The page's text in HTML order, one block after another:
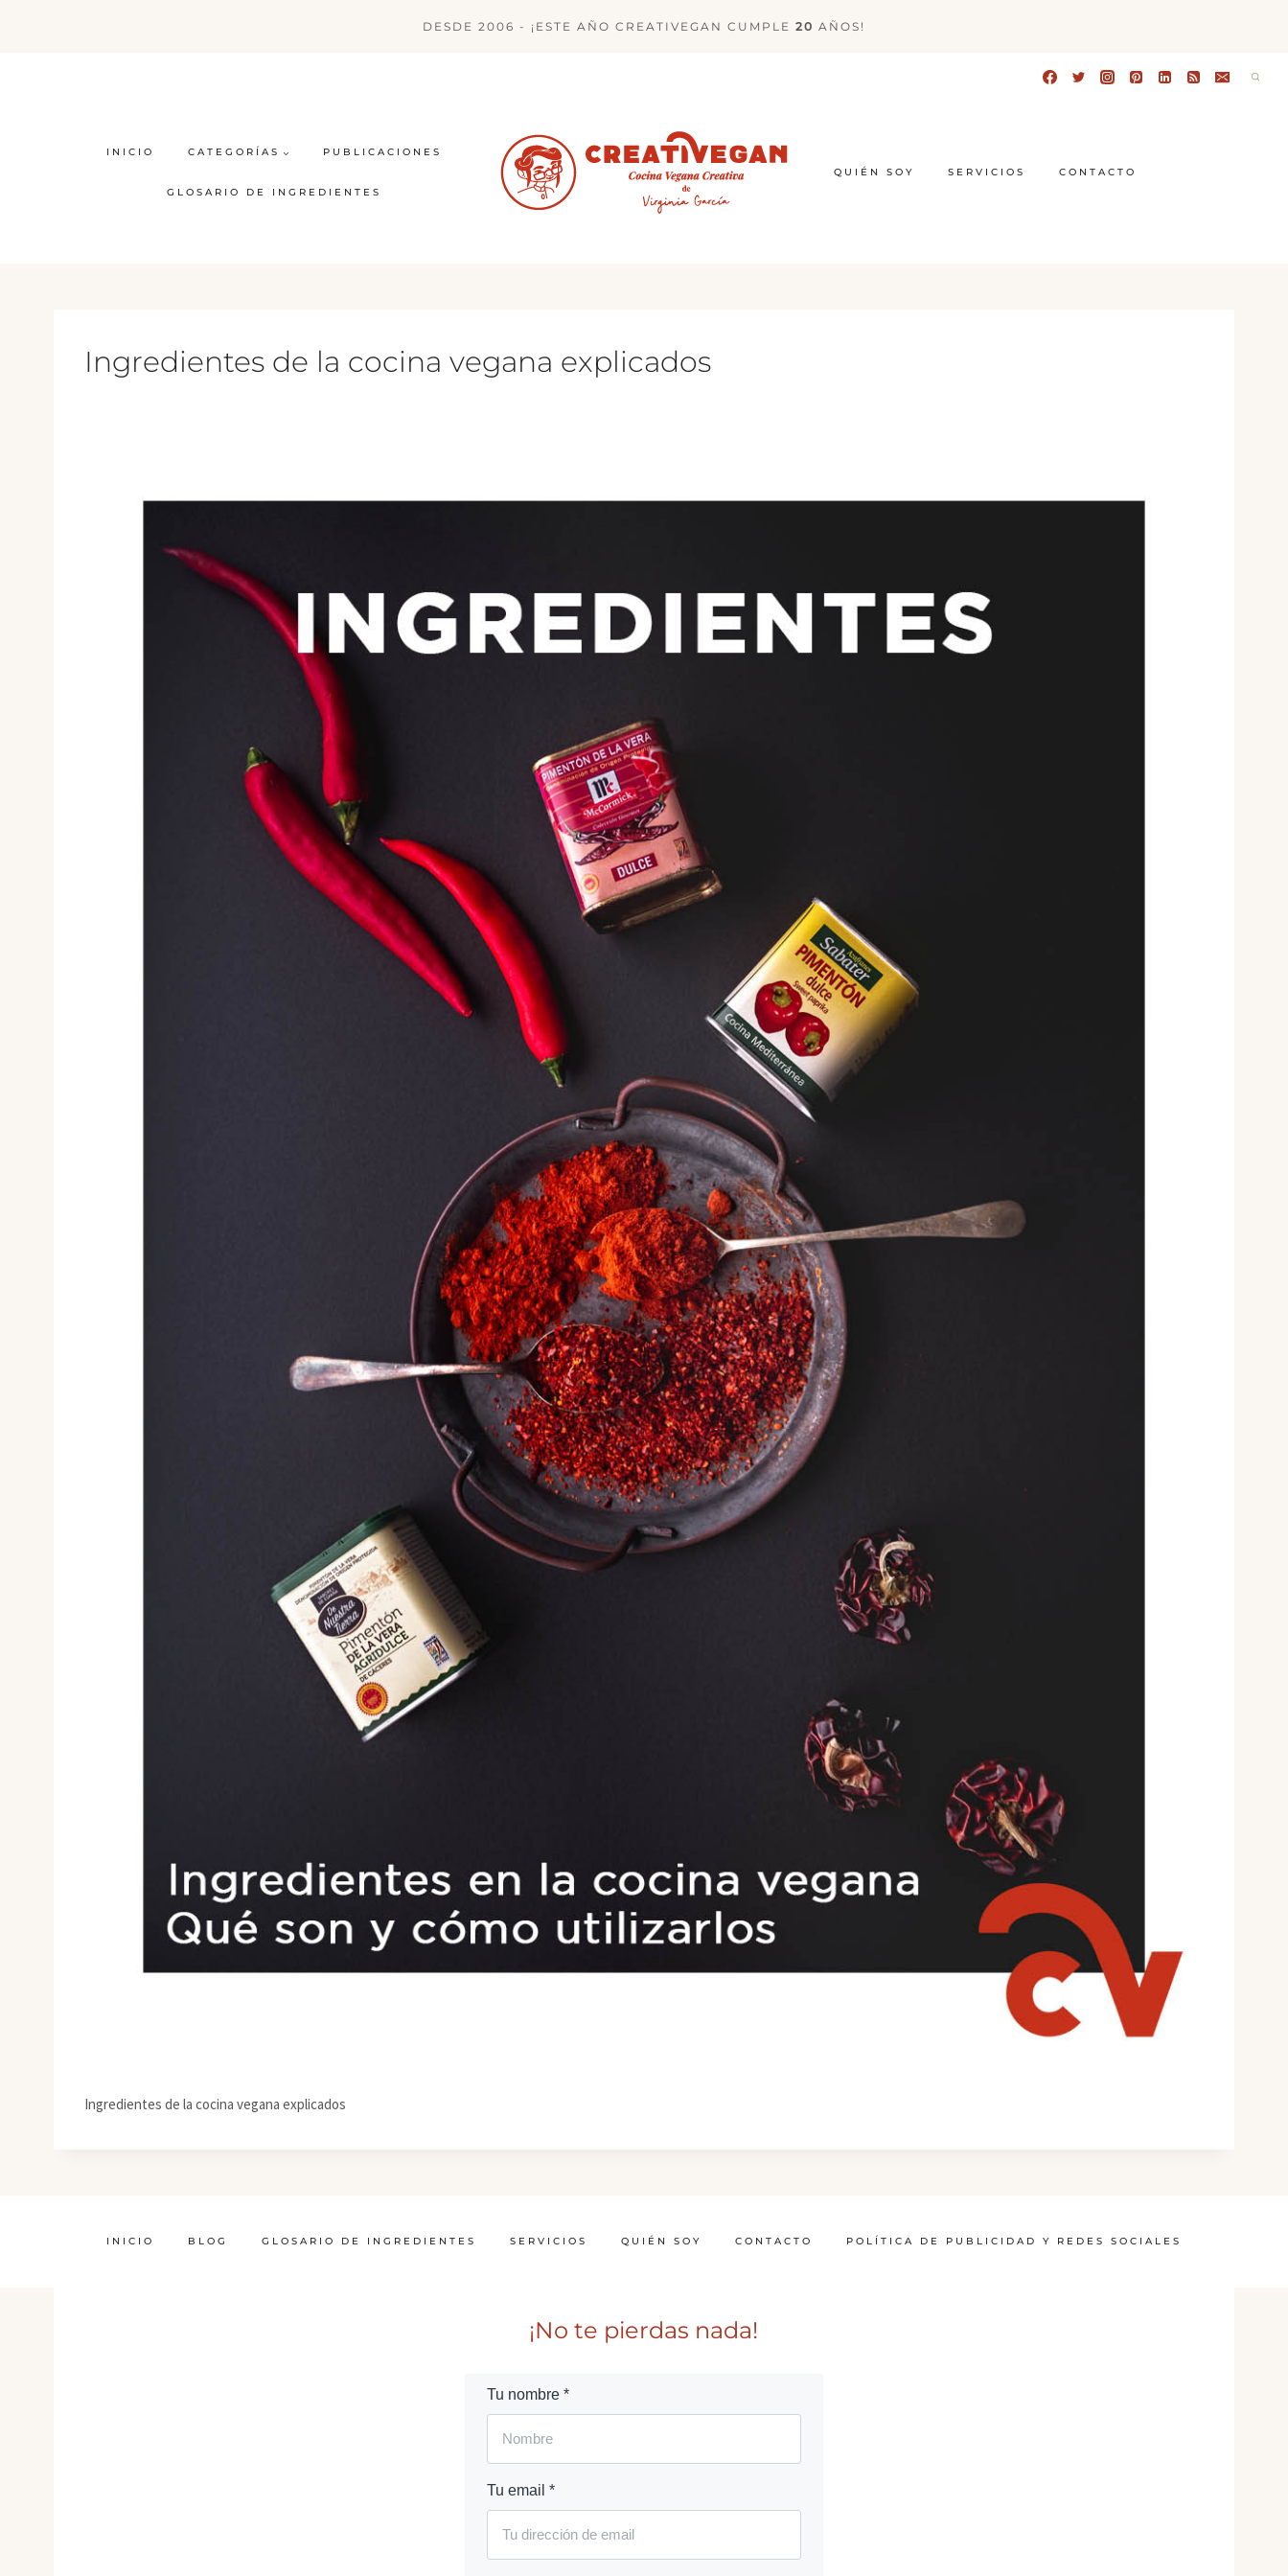
DESDE 2006 - ¡ESTE AÑO CREATIVEGAN CUMPLE 20 AÑOS!
INICIO CATEGORÍAS PUBLICACIONES
GLOSARIO DE INGREDIENTES
QUIÉN SOY SERVICIOS CONTACTO
Ingredientes de la cocina vegana explicados
Ingredientes de la cocina vegana explicados
INICIO BLOG GLOSARIO DE INGREDIENTES SERVICIOS QUIÉN SOY CONTACTO POLÍTICA DE PUBLICIDAD Y REDES SOCIALES
¡No te pierdas nada!
Tu nombre *
Tu email *